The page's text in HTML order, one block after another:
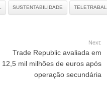
SUSTENTABILIDADE
Next:
Trade Republic avaliada em
12,5 mil milhões de euros após
operação secundária